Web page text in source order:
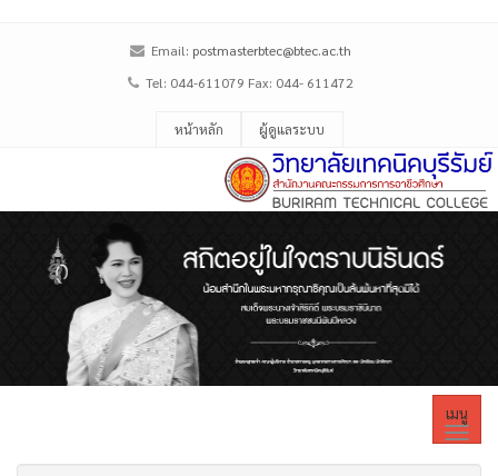
Email: postmasterbtec@btec.ac.th
Tel: 044-611079 Fax: 044- 611472
หน้าหลัก ผู้ดูแลระบบ
เมนู